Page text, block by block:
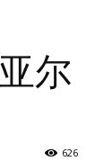
尔
626